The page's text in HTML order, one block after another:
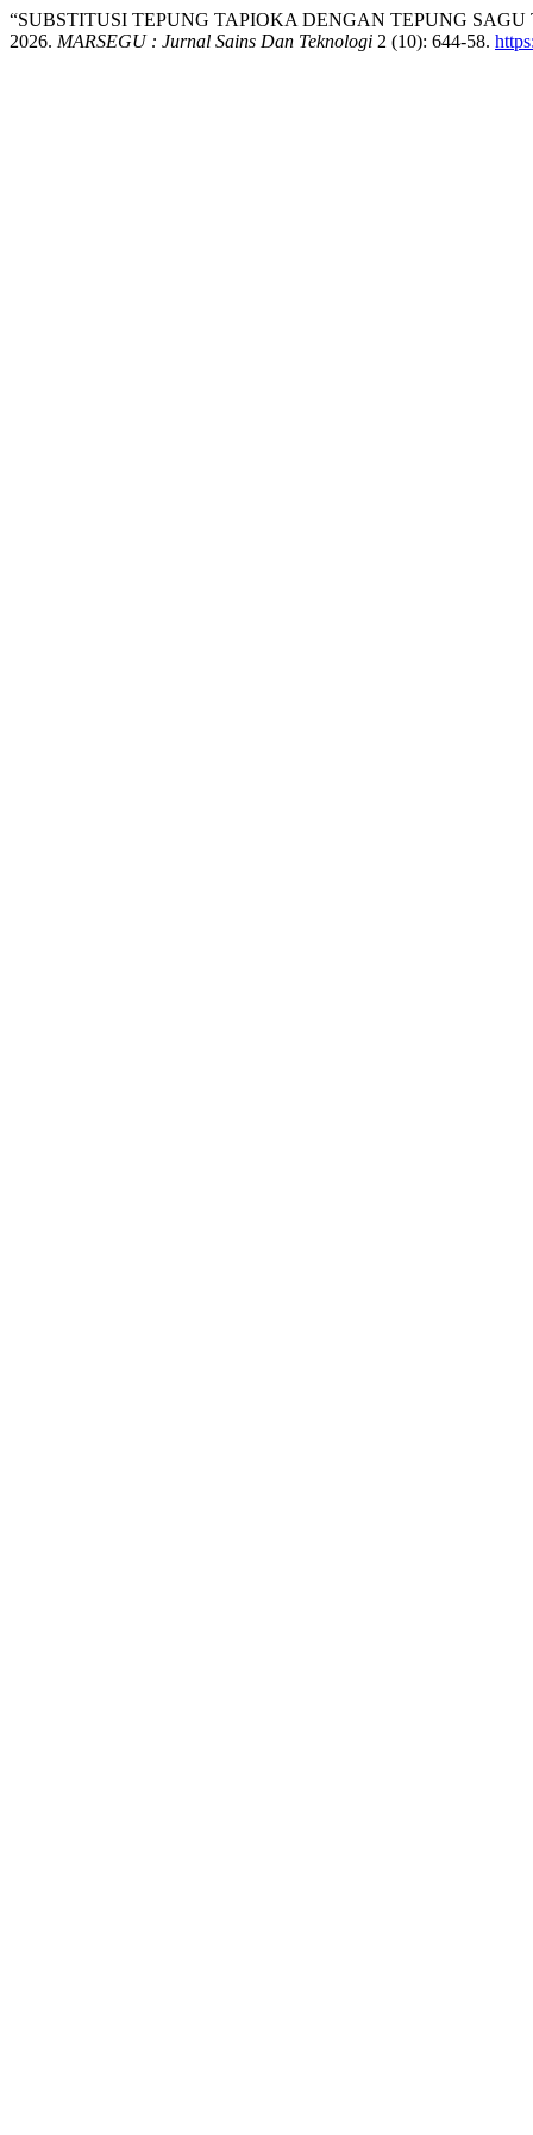
“SUBSTITUSI TEPUNG TAPIOKA DENGAN TEPUNG
2026. MARSEGU : Jurnal Sains Dan Teknologi 2 (10): 644-58.